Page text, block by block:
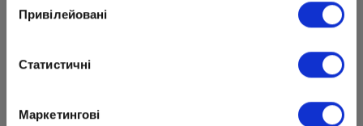
Привілейовані
Статистичні
Маркетингові